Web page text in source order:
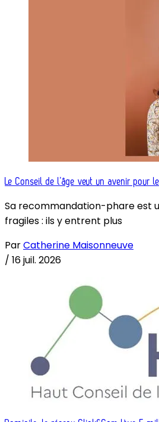
Le Conseil de l’âge veut un avenir pour
Sa recommandation-phare est
fragiles : ils y entrent plus
ParCatherine Maisonneuve
/ 16 juil. 2026